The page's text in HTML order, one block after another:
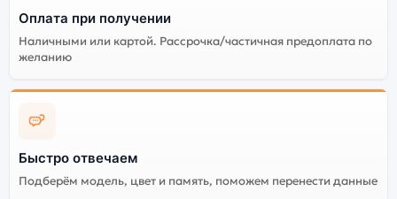
Оплата при получении
Наличными или картой. Рассрочка/частичная предоплата по
желанию
Быстро отвечаем
Подберём модель, цвет и память, поможем перенести данные